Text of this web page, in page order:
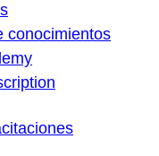
conocimientos